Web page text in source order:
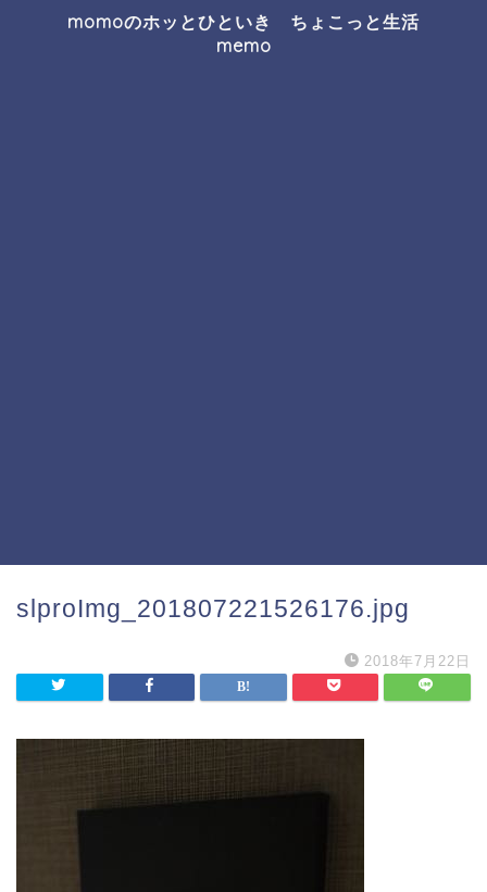
momoのホッとひといき ちょこっと生活
memo
slproImg_201807221526176.jpg
2018年7月22日